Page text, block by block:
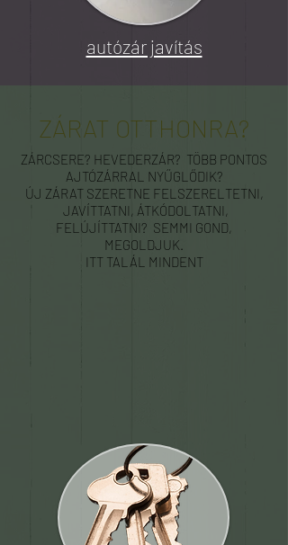
autózár javítás
ZÁRAT OTTHONRA?
ZÁRCSERE? HEVEDERZÁR? TÖBB PONTOS
AJTÓZÁRRAL NYŰGLŐDIK?
ÚJ ZÁRAT SZERETNE FELSZERELTETNI,
JAVÍTTATNI, ÁTKÓDOLTATNI,
FELÚJÍTTATNI? SEMMI GOND,
MEGOLDJUK.
ITT TALÁL MINDENT